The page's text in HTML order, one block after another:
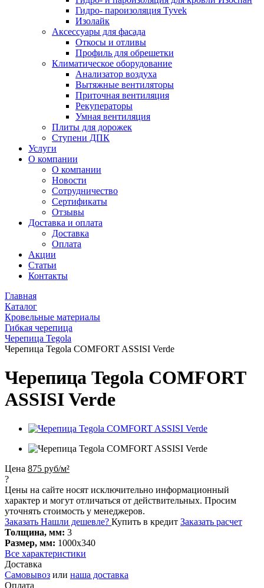
Гидро- пароизоляция Tyvek
Изолайк
Аксессуары для фасада
Откосы и отливы
Профиль для обрешетки
Климатическое оборудование
Анализатор воздуха
Вытяжные вентиляторы
Приточная вентиляция
Рекуператоры
Умная вентиляция
Плиты для дорожек
Ступени ДПК
Услуги
О компании
О компании
Новости
Сотрудничество
Сертификаты
Отзывы
Доставка и оплата
Доставка
Оплата
Акции
Статьи
Контакты
Главная
Каталог
Кровельные материалы
Гибкая черепица
Черепица Tegola
Черепица Tegola COMFORT ASSISI Verde
Черепица Tegola COMFORT
ASSISI Verde
Цена 875 руб/м²
?
Цены на сайте носят исключительно информационный
характер и могут отличаться от действительных. Просим
уточнять стоимость у менеджеров.
Заказать Нашли дешевле? Купить в кредит Заказать расчет
Толщина, мм: 3
Размер, мм: 1000х340
Все характеристики
Доставка
Самовывоз или наша доставка
Оплата